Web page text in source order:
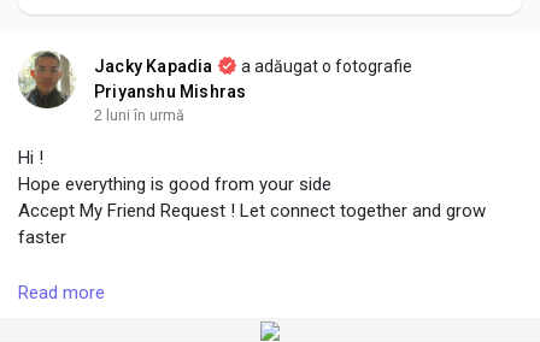
Talkfever App
Jacky Kapadia
a adăugat o fotografie
Priyanshu Mishras
2 luni în urmă
Hi !
Hope everything is good from your side
Accept My Friend Request ! Let connect together and grow
faster
#growtogether
Read more